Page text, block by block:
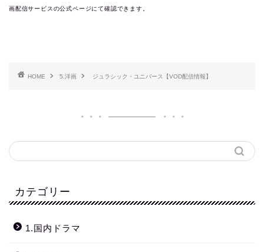
画配信サービスの公式ページにて確認できます。
HOME 5.洋画 ジュラシック・ユニバース【VOD配信情報】
カテゴリー
1.国内ドラマ